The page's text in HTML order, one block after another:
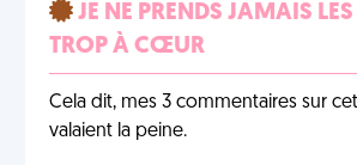
JE NE PRENDS JAMAIS
TROP À CŒUR
Cela dit, mes 3 commentaires sur
valaient la peine.